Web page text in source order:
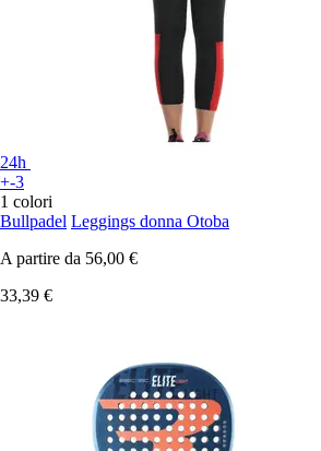
24h
+-3
1 colori
Bullpadel Leggings donna Otoba
A partire da 56,00 €
33,39 €